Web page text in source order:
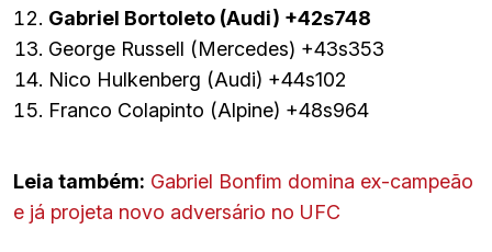
Gabriel Bortoleto (Audi) +42s748
George Russell (Mercedes) +43s353
Nico Hulkenberg (Audi) +44s102
Franco Colapinto (Alpine) +48s964
Leia também: Gabriel Bonfim domina ex-campeão
e já projeta novo adversário no UFC